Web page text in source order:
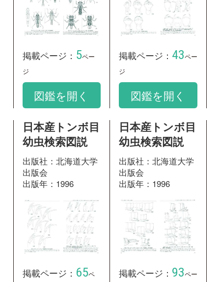
日本産トンボ目
幼虫検索図説
出版社：北海道大学
出版年：1996
掲載ページ：65ペ
ージ
図鑑を開く
日本産トンボ目
幼虫検索図説
出版社：北海道大学
出版年：1996
掲載ページ：93 ペー
図鑑を開く
日本産トンボ目
幼虫検索図説
出版社：北海道大学
出版会
出版年：1996
日本産トンボ目
幼虫検索図説
出版社：北海道大学
出版年：1996